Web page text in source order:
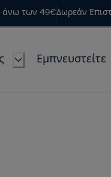
άνω των 49€Δωρεάν
Εμπνευστείτε